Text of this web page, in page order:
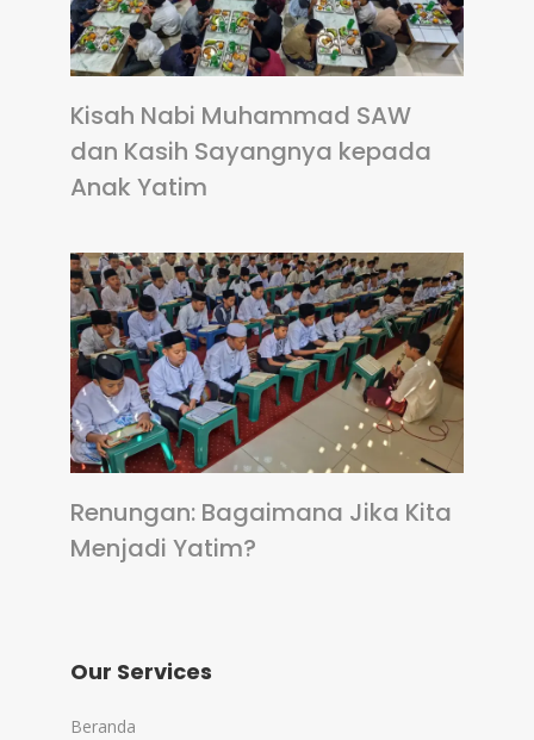
Kisah Nabi Muhammad SAW
dan Kasih Sayangnya kepada
Anak Yatim
Renungan: Bagaimana Jika Kita
Menjadi Yatim?
Our Services
Beranda